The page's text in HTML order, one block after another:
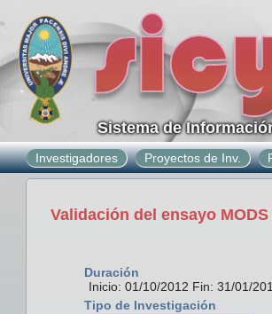
Sistema de
Investigadores Proyectos de Inv.
Validación del ensayo
Duración
Inicio: 01/10/2012 Fin: 31/01/
Tipo de Investigación